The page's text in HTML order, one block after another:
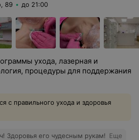
89 до 21:00
ухода, лазерная и
процедуры для поддержания
с правильного ухода и здоровья
Здоровья его чудесным рукам! Еще